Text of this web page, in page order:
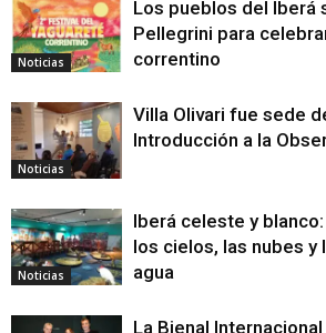
Noticias
Los pueblos del Iberá
Pellegrini para
correntino
Noticias
Villa Olivari fue sede
Introducción a la
Noticias
Iberá celeste y
los cielos, las nubes y
agua
La Bienal